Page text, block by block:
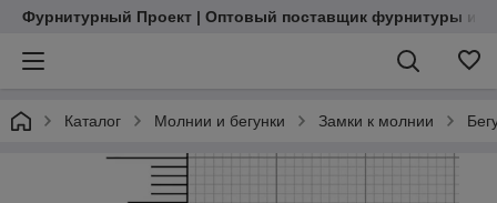
Фурнитурный Проект | Оптовый поставщик фурнитуры и
Каталог Молнии и бегунки Замки к молнии